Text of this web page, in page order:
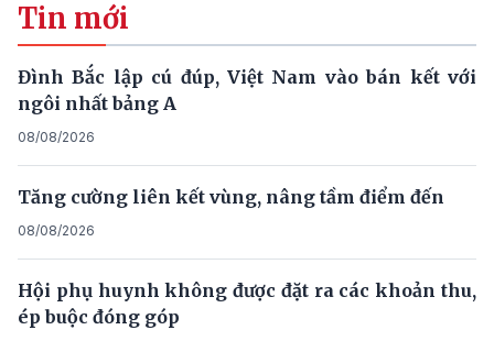
Tin mới
Đình Bắc lập cú đúp, Việt Nam vào bán kết với
ngôi nhất bảng A
08/08/2026
Tăng cường liên kết vùng, nâng tầm điểm đến
08/08/2026
Hội phụ huynh không được đặt ra các khoản thu,
ép buộc đóng góp